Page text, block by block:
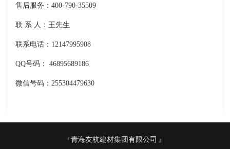
售后服务：400-790-35509
联 系 人：王先生
联系电话：12147995908
QQ号码： 46895689186
微信号码：255304479630
青海友杭建材集团有限公司